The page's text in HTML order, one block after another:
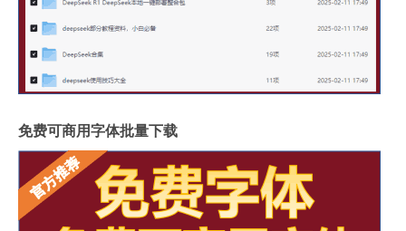
免费可商用字体批量下载